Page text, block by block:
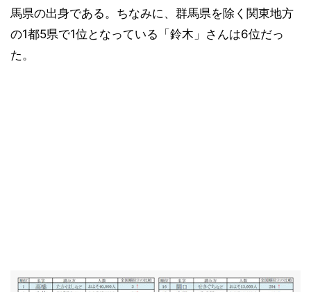
馬県の出身である。ちなみに、群馬県を除く関東地方
の1都5県で1位となっている「鈴木」さんは6位だっ
た。